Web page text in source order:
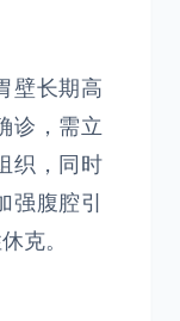
壁长期高
诊，需立
织，同时
腹腔引
克。